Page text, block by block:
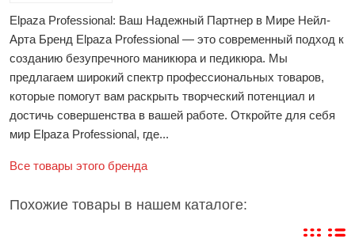
Elpaza Professional: Ваш Надежный Партнер в Мире Нейл-
Арта Бренд Elpaza Professional — это современный подход к
созданию безупречного маникюра и педикюра. Мы
предлагаем широкий спектр профессиональных товаров,
которые помогут вам раскрыть творческий потенциал и
достичь совершенства в вашей работе. Откройте для себя
мир Elpaza Professional, где...
Все товары этого бренда
Похожие товары в нашем каталоге: